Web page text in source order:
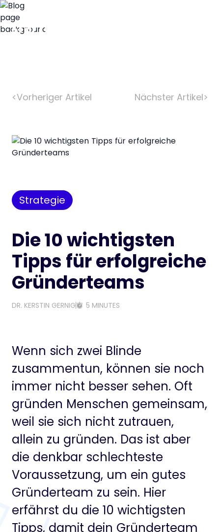
<Vorheriger Artikel Nächster Artikel>
Strategie
Die 10 wichtigsten
Tipps für erfolgreiche
Gründerteams
DR. KERSTIN GERNIG 5 MINUTES
Wenn sich zwei Blinde
zusammentun, können sie noch
immer nicht besser sehen. Oft
gründen Menschen gemeinsam,
weil sie sich nicht zutrauen,
allein zu gründen. Das ist aber
die denkbar schlechteste
Voraussetzung, um ein gutes
Gründerteam zu sein. Hier
erfährst du die 10 wichtigsten
Tipps, damit dein Gründerteam